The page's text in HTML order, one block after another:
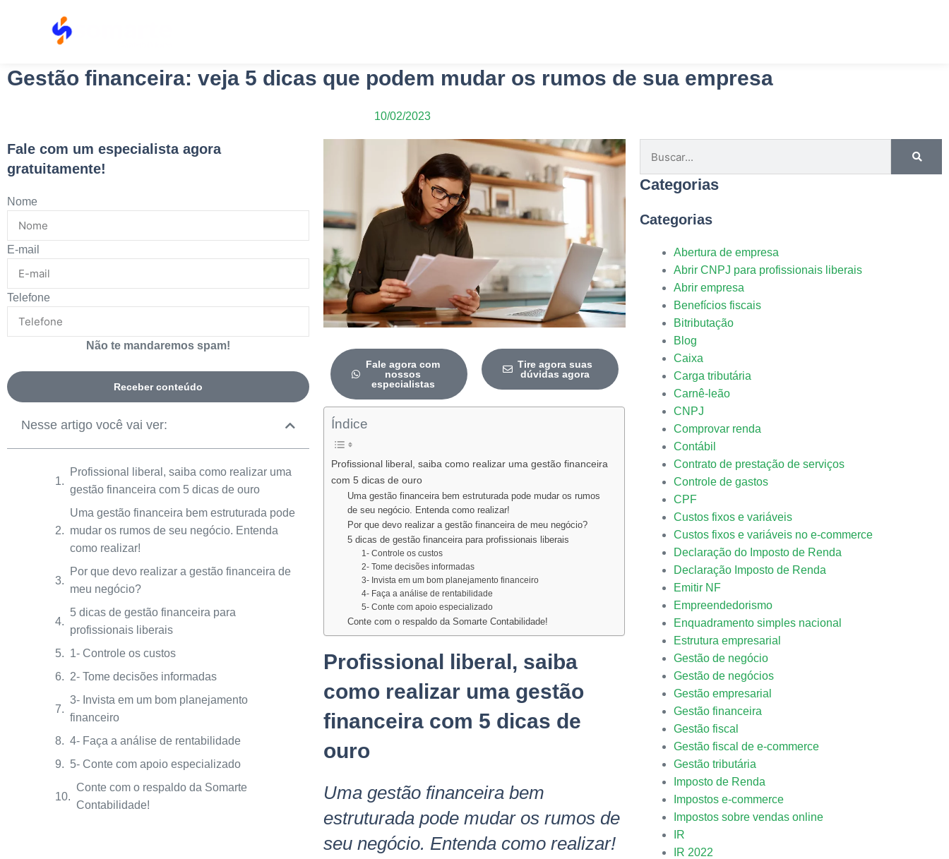
Gestão financeira: veja 5 dicas que podem mudar os rumos de sua empresa
10/02/2023
Fale com um especialista agora
gratuitamente!
Nome
E-mail
Telefone
Não te mandaremos spam!
Receber conteúdo
Nesse artigo você vai ver:
Profissional liberal, saiba como realizar uma
gestão financeira com 5 dicas de ouro
Uma gestão financeira bem estruturada pode
mudar os rumos de seu negócio. Entenda
como realizar!
Por que devo realizar a gestão financeira de
meu negócio?
5 dicas de gestão financeira para
profissionais liberais
1- Controle os custos
2- Tome decisões informadas
3- Invista em um bom planejamento
financeiro
4- Faça a análise de rentabilidade
5- Conte com apoio especializado
Conte com o respaldo da Somarte
Contabilidade!
Fale agora com
nossos
especialistas
Tire agora suas
dúvidas agora
Índice
Profissional liberal, saiba como realizar uma gestão financeira
com 5 dicas de ouro
Uma gestão financeira bem estruturada pode mudar os rumos
de seu negócio. Entenda como realizar!
Por que devo realizar a gestão financeira de meu negócio?
5 dicas de gestão financeira para profissionais liberais
1- Controle os custos
2- Tome decisões informadas
3- Invista em um bom planejamento financeiro
4- Faça a análise de rentabilidade
5- Conte com apoio especializado
Conte com o respaldo da Somarte Contabilidade!
Profissional liberal, saiba
como realizar uma gestão
financeira com 5 dicas de
ouro
Uma gestão financeira bem
estruturada pode mudar os rumos de
seu negócio. Entenda como realizar!
Categorias
Categorias
Abertura de empresa
Abrir CNPJ para profissionais liberais
Abrir empresa
Benefícios fiscais
Bitributação
Blog
Caixa
Carga tributária
Carnê-leão
CNPJ
Comprovar renda
Contábil
Contrato de prestação de serviços
Controle de gastos
CPF
Custos fixos e variáveis
Custos fixos e variáveis no e-commerce
Declaração do Imposto de Renda
Declaração Imposto de Renda
Emitir NF
Empreendedorismo
Enquadramento simples nacional
Estrutura empresarial
Gestão de negócio
Gestão de negócios
Gestão empresarial
Gestão financeira
Gestão fiscal
Gestão fiscal de e-commerce
Gestão tributária
Imposto de Renda
Impostos e-commerce
Impostos sobre vendas online
IR
IR 2022